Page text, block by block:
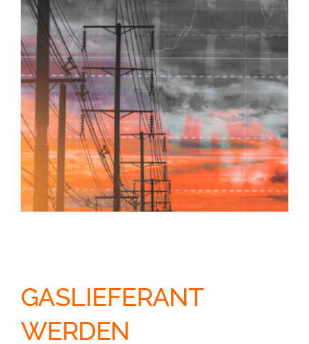
GASLIEFERANT
WERDEN